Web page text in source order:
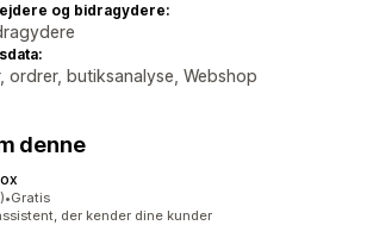
og bidragydere:
ordrer, butiksanalyse, Webshop
denne
i alt
•Gratis
der kender dine kunder